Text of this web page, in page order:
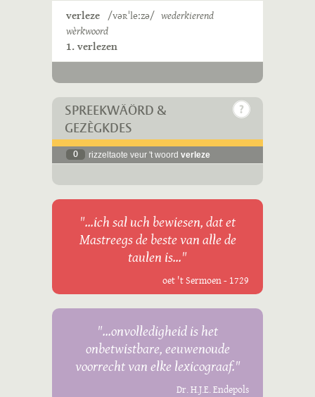
verleze /vəʀˈleːzə/ wederkierend
wèrkwoord
1. verlezen
SPREEKWÄÖRD &
GEZÈGKDES
0 rizzeltaote veur 't woord verleze
"...ich sal uch bewiesen, dat et
Mastreegs de beste van alle de
taulen is..."
oet 't Sermoen - 1729
"...onvolledigheid is het
onbetwistbare, eeuwenoude
voorrecht van elke lexicograaf."
Dr. H.J.E. Endepols